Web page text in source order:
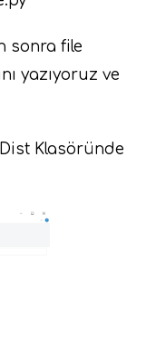
sonra file
yazıyoruz ve
Klasöründe